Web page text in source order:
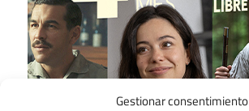
Gestionar consentimiento